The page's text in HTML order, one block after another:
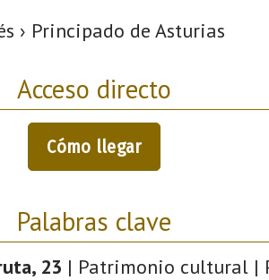
› Principado de Asturias
Acceso directo
Cómo llegar
Palabras clave
23 | Patrimonio cultural |